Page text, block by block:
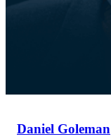
Daniel Goleman